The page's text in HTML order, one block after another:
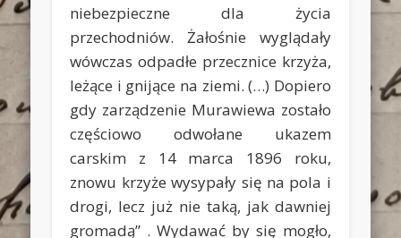
niebezpieczne dla życia
przechodniów. Żałośnie wyglądały
wówczas odpadłe przecznice krzyża,
leżące i gnijące na ziemi. (…) Dopiero
gdy zarządzenie Murawiewa zostało
częściowo odwołane ukazem
carskim z 14 marca 1896 roku,
znowu krzyże wysypały się na pola i
drogi, lecz już nie taką, jak dawniej
gromadą” . Wydawać by się mogło,